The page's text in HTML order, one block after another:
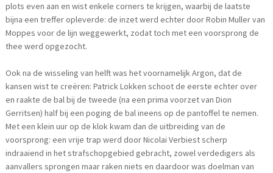
plots even aan en wist enkele corners te krijgen, waarbij de laatste
bijna een treffer opleverde: de inzet werd echter door Robin Muller van
Moppes voor de lijn weggewerkt, zodat toch met een voorsprong de
thee werd opgezocht.
Ook na de wisseling van helft was het voornamelijk Argon, dat de
kansen wist te creëren: Patrick Lokken schoot de eerste echter over
en raakte de bal bij de tweede (na een prima voorzet van Dion
Gerritsen) half bij een poging de bal ineens op de pantoffel te nemen.
Met een klein uur op de klok kwam dan de uitbreiding van de
voorsprong: een vrije trap werd door Nicolai Verbiest scherp
indraaiend in het strafschopgebied gebracht, zowel verdedigers als
aanvallers sprongen maar raken niets en daardoor was doelman van